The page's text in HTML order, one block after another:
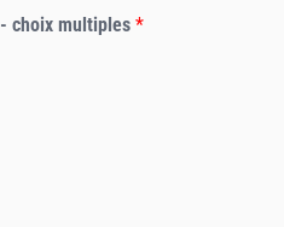
choix multiples *